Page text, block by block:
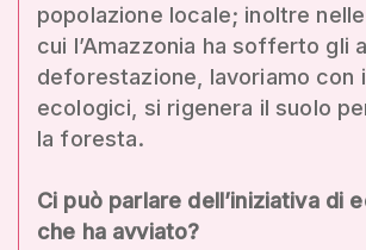
popolazione locale; inoltre
cui l’Amazzonia ha sofferto gli
deforestazione, lavoriamo con
ecologici, si rigenera il suolo
la foresta.
Ci può parlare dell’iniziativa di
che ha avviato?